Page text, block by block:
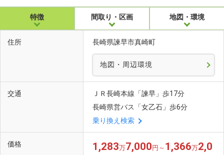
特徴 間取り・区画 地図・環境
住所 長崎県諫早市真崎町
地図・周辺環境
交通
ＪＲ長崎本線「諫早」歩17分
長崎県営バス「女乙石」歩6分
乗り換え検索
価格 1,283万7,000 円～ 1,366万2,0